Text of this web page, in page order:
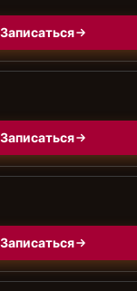
Записаться
Записаться
Записаться